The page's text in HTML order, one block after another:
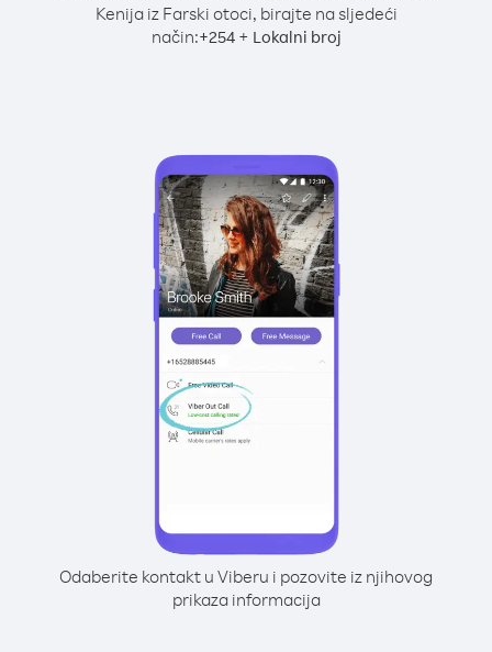
Kenija iz Farski otoci, birajte na sljedeći
način:+254+ Lokalni broj
Odaberite kontakt u Viberu i pozovite iz njihovog
prikaza informacija